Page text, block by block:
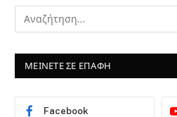
ΜΕΙΝΕΤΕ ΣΕ ΕΠΑΦΗ
Facebook